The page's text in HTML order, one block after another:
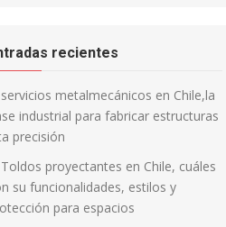
recientes
servicios metalmecánicos en Chile,la
industrial para fabricar estructuras
precisión
Toldos proyectantes en Chile, cuáles
su funcionalidades, estilos y
para espacios